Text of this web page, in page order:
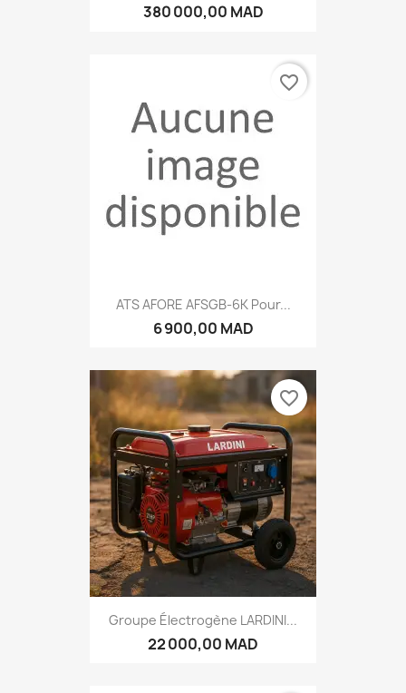
380 000,00 MAD
ATS AFORE AFSGB-6K Pour...
6 900,00 MAD
favorite_border
Groupe Électrogène LARDINI...
22 000,00 MAD
favorite_border